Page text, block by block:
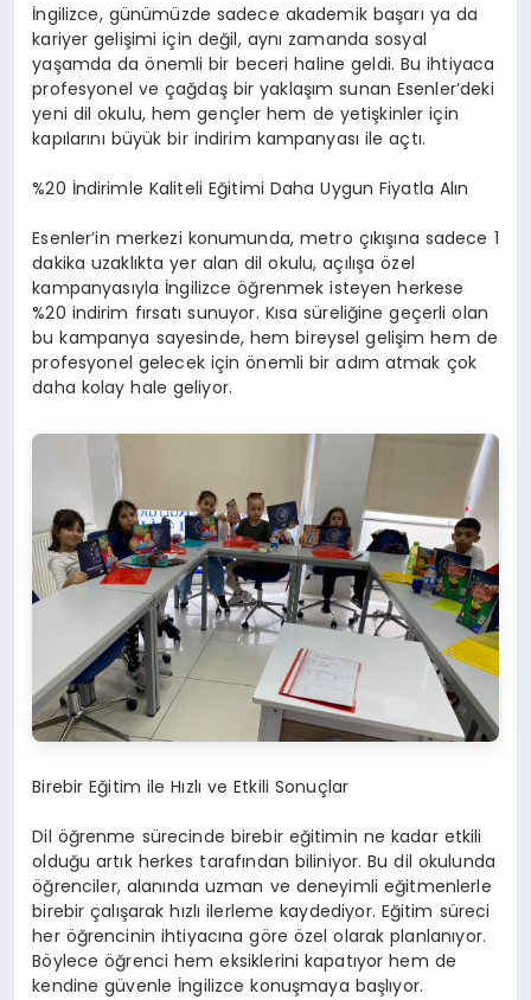
İngilizce, günümüzde sadece akademik başarı ya da
kariyer gelişimi için değil, aynı zamanda sosyal
yaşamda da önemli bir beceri haline geldi. Bu ihtiyaca
profesyonel ve çağdaş bir yaklaşım sunan Esenler’deki
yeni dil okulu, hem gençler hem de yetişkinler için
kapılarını büyük bir indirim kampanyası ile açtı.
%20 İndirimle Kaliteli Eğitimi Daha Uygun Fiyatla Alın
Esenler’in merkezi konumunda, metro çıkışına sadece 1
dakika uzaklıkta yer alan dil okulu, açılışa özel
kampanyasıyla İngilizce öğrenmek isteyen herkese
%20 indirim fırsatı sunuyor. Kısa süreliğine geçerli olan
bu kampanya sayesinde, hem bireysel gelişim hem de
profesyonel gelecek için önemli bir adım atmak çok
daha kolay hale geliyor.
Birebir Eğitim ile Hızlı ve Etkili Sonuçlar
Dil öğrenme sürecinde birebir eğitimin ne kadar etkili
olduğu artık herkes tarafından biliniyor. Bu dil okulunda
öğrenciler, alanında uzman ve deneyimli eğitmenlerle
birebir çalışarak hızlı ilerleme kaydediyor. Eğitim süreci
her öğrencinin ihtiyacına göre özel olarak planlanıyor.
Böylece öğrenci hem eksiklerini kapatıyor hem de
kendine güvenle İngilizce konuşmaya başlıyor.